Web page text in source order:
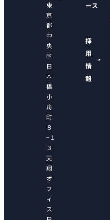
東
京
都
中
央
区
日
本
橋
小
舟
町
８
−１
３
天
翔
オ
フ
ィ
ス
ース
採
用
情
報